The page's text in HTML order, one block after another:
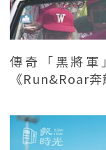
傳奇「黑將軍
《Run&Roar